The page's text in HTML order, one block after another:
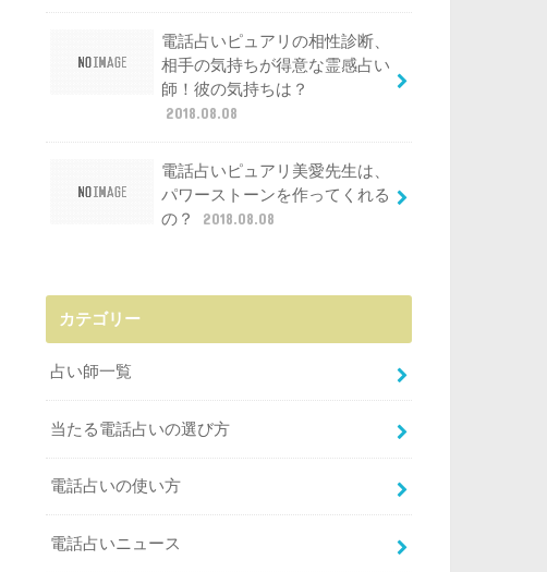
電話占いピュアリの相性診断、
相手の気持ちが得意な霊感占い
師！彼の気持ちは？
2018.08.08
電話占いピュアリ美愛先生は、
パワーストーンを作ってくれる
の？
2018.08.08
カテゴリー
占い師一覧
当たる電話占いの選び方
電話占いの使い方
電話占いニュース